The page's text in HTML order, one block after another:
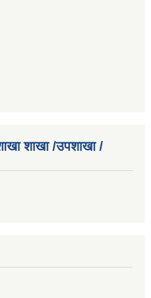
शाखा /उपशाखा /